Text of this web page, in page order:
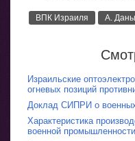
ВПК Израиля А.
Израильские
огневых позиций
Доклад СИПРИ о
Характеристика
военной